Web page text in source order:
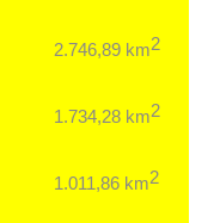
2.746,89 km2
1.734,28 km2
1.011,86 km2